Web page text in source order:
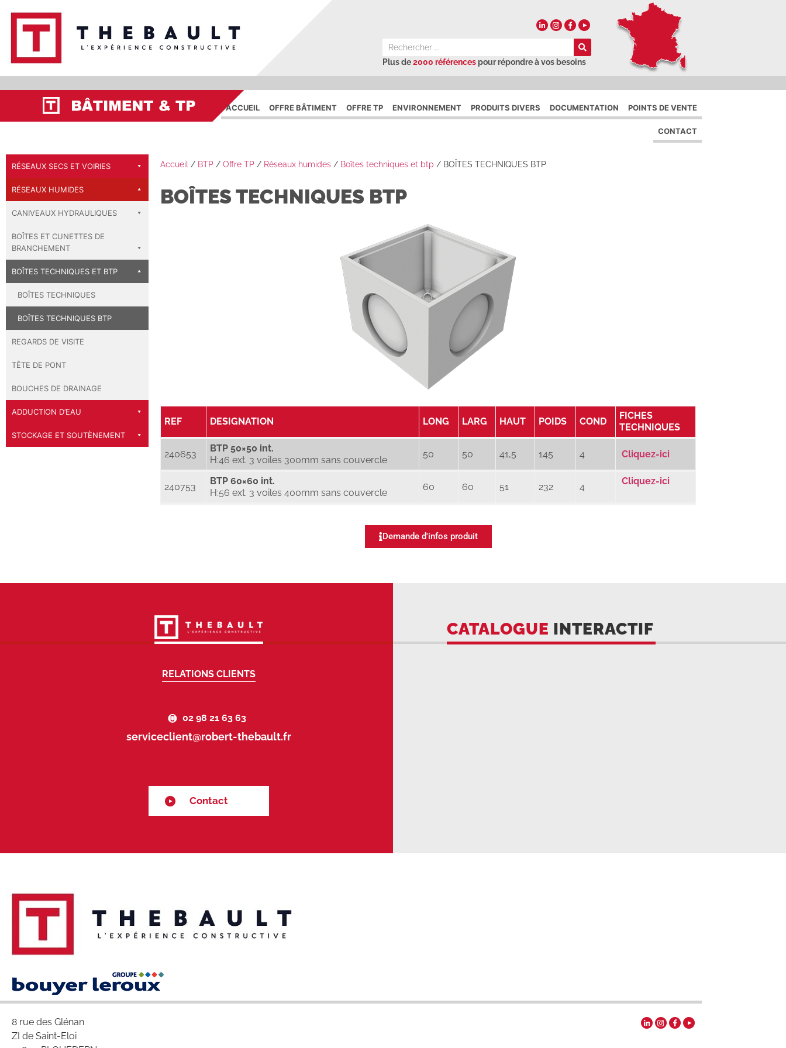
Plus de2000 référencespour répondre à vos besoins
ACCUEIL OFFRE BÂTIMENT OFFRE TP ENVIRONNEMENT PRODUITS DIVERS DOCUMENTATION POINTS DE VENTE
CONTACT
RÉSEAUX SECS ET VOIRIES
RÉSEAUX HUMIDES
CANIVEAUX HYDRAULIQUES
BOÎTES ET CUNETTES DE
BRANCHEMENT
BOÎTES TECHNIQUES ET BTP
BOÎTES TECHNIQUES
BOÎTES TECHNIQUES BTP
REGARDS DE VISITE
TÊTE DE PONT
BOUCHES DE DRAINAGE
ADDUCTION D’EAU
STOCKAGE ET SOUTÈNEMENT
Accueil / BTP / Offre TP / Réseaux humides / Boîtes techniques et btp / BOÎTES TECHNIQUES BTP
BOÎTES TECHNIQUES BTP
REF DESIGNATION LONG LARG HAUT POIDS COND
FICHES
TECHNIQUES
240653
BTP 50×50 int.
H:46 ext. 3 voiles 300mm sans couvercle
50 50 41,5 145 4 Cliquez-ici
240753
BTP 60×60 int.
H:56 ext. 3 voiles 400mm sans couvercle
60 60 51 232 4
Cliquez-ici
Demande d'infos produit
RELATIONS CLIENTS
02 98 21 63 63
serviceclient@robert-thebault.fr
Contact
CATALOGUE INTERACTIF
8 rue des Glénan
ZI de Saint-Eloi